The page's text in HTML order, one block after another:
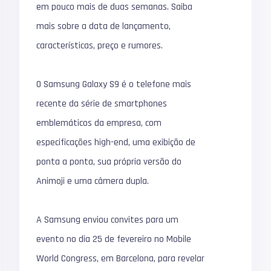
em pouco mais de duas semanas. Saiba
mais sobre a data de lançamento,
características, preço e rumores.
O Samsung Galaxy S9 é o telefone mais
recente da série de smartphones
emblemáticos da empresa, com
especificações high-end, uma exibição de
ponta a ponta, sua própria versão do
Animoji e uma câmera dupla.
A Samsung enviou convites para um
evento no dia 25 de fevereiro no Mobile
World Congress, em Barcelona, para revelar